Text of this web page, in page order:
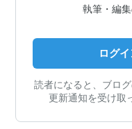
執筆・編
ログ
読者になると、ブロ
更新通知を受け取